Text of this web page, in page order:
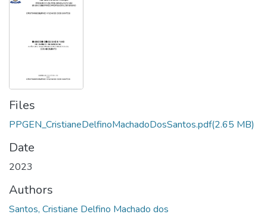
Files
PPGEN_CristianeDelfinoMachadoDosSantos.pdf(2.65 MB)
Date
2023
Authors
Santos, Cristiane Delfino Machado dos